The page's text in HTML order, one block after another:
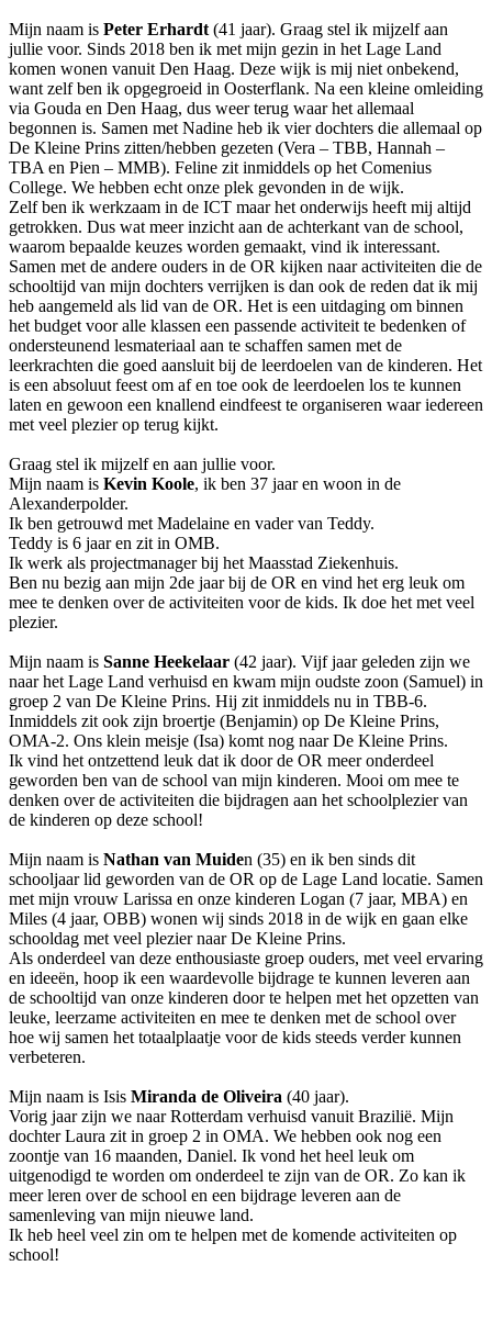
Mijn naam is Peter Erhardt (41 jaar). Graag stel ik mijzelf aan
jullie voor. Sinds 2018 ben ik met mijn gezin in het Lage Land
komen wonen vanuit Den Haag. Deze wijk is mij niet onbekend,
want zelf ben ik opgegroeid in Oosterflank. Na een kleine omleiding
via Gouda en Den Haag, dus weer terug waar het allemaal
begonnen is. Samen met Nadine heb ik vier dochters die allemaal op
De Kleine Prins zitten/hebben gezeten (Vera – TBB, Hannah –
TBA en Pien – MMB). Feline zit inmiddels op het Comenius
College. We hebben echt onze plek gevonden in de wijk.
Zelf ben ik werkzaam in de ICT maar het onderwijs heeft mij altijd
getrokken. Dus wat meer inzicht aan de achterkant van de school,
waarom bepaalde keuzes worden gemaakt, vind ik interessant.
Samen met de andere ouders in de OR kijken naar activiteiten die de
schooltijd van mijn dochters verrijken is dan ook de reden dat ik mij
heb aangemeld als lid van de OR. Het is een uitdaging om binnen
het budget voor alle klassen een passende activiteit te bedenken of
ondersteunend lesmateriaal aan te schaffen samen met de
leerkrachten die goed aansluit bij de leerdoelen van de kinderen. Het
is een absoluut feest om af en toe ook de leerdoelen los te kunnen
laten en gewoon een knallend eindfeest te organiseren waar iedereen
met veel plezier op terug kijkt.
Graag stel ik mijzelf en aan jullie voor.
Mijn naam is Kevin Koole, ik ben 37 jaar en woon in de
Alexanderpolder.
Ik ben getrouwd met Madelaine en vader van Teddy.
Teddy is 6 jaar en zit in OMB.
Ik werk als projectmanager bij het Maasstad Ziekenhuis.
Ben nu bezig aan mijn 2de jaar bij de OR en vind het erg leuk om
mee te denken over de activiteiten voor de kids. Ik doe het met veel
plezier.
Mijn naam is Sanne Heekelaar (42 jaar). Vijf jaar geleden zijn we
naar het Lage Land verhuisd en kwam mijn oudste zoon (Samuel) in
groep 2 van De Kleine Prins. Hij zit inmiddels nu in TBB-6.
Inmiddels zit ook zijn broertje (Benjamin) op De Kleine Prins,
OMA-2. Ons klein meisje (Isa) komt nog naar De Kleine Prins.
Ik vind het ontzettend leuk dat ik door de OR meer onderdeel
geworden ben van de school van mijn kinderen. Mooi om mee te
denken over de activiteiten die bijdragen aan het schoolplezier van
de kinderen op deze school!
Mijn naam is Nathan van Muiden (35) en ik ben sinds dit
schooljaar lid geworden van de OR op de Lage Land locatie. Samen
met mijn vrouw Larissa en onze kinderen Logan (7 jaar, MBA) en
Miles (4 jaar, OBB) wonen wij sinds 2018 in de wijk en gaan elke
schooldag met veel plezier naar De Kleine Prins.
Als onderdeel van deze enthousiaste groep ouders, met veel ervaring
en ideeën, hoop ik een waardevolle bijdrage te kunnen leveren aan
de schooltijd van onze kinderen door te helpen met het opzetten van
leuke, leerzame activiteiten en mee te denken met de school over
hoe wij samen het totaalplaatje voor de kids steeds verder kunnen
verbeteren.
Mijn naam is Isis Miranda de Oliveira (40 jaar).
Vorig jaar zijn we naar Rotterdam verhuisd vanuit Brazilië. Mijn
dochter Laura zit in groep 2 in OMA. We hebben ook nog een
zoontje van 16 maanden, Daniel. Ik vond het heel leuk om
uitgenodigd te worden om onderdeel te zijn van de OR. Zo kan ik
meer leren over de school en een bijdrage leveren aan de
samenleving van mijn nieuwe land.
Ik heb heel veel zin om te helpen met de komende activiteiten op
school!